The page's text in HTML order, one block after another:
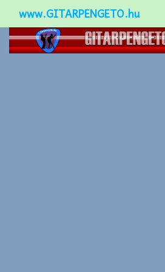
www.GITARPENGETO.hu
Népszerű-